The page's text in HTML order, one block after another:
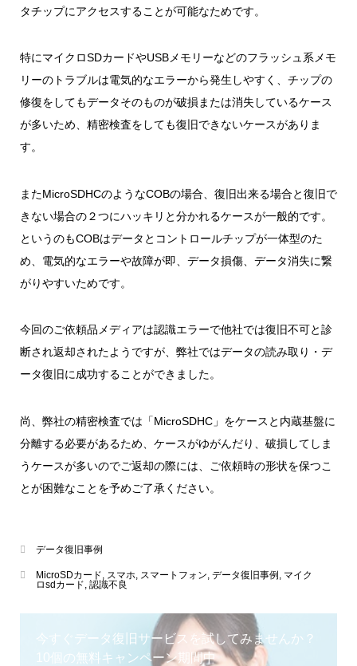
タチップにアクセスすることが可能なためです。
特にマイクロSDカードやUSBメモリーなどのフラッシュ系メモ
リーのトラブルは電気的なエラーから発生しやすく、チップの
修復をしてもデータそのものが破損または消失しているケース
が多いため、精密検査をしても復旧できないケースがありま
す。
またMicroSDHCのようなCOBの場合、復旧出来る場合と復旧で
きない場合の２つにハッキリと分かれるケースが一般的です。
というのもCOBはデータとコントロールチップが一体型のた
め、電気的なエラーや故障が即、データ損傷、データ消失に繋
がりやすいためです。
今回のご依頼品メディアは認識エラーで他社では復旧不可と診
断され返却されたようですが、弊社ではデータの読み取り・デ
ータ復旧に成功することができました。
尚、弊社の精密検査では「MicroSDHC」をケースと内蔵基盤に
分離する必要があるため、ケースがゆがんだり、破損してしま
うケースが多いのでご返却の際には、ご依頼時の形状を保つこ
とが困難なことを予めご了承ください。
データ復旧事例
MicroSDカード スマホ スマートフォン データ復旧事例 マイク
ロsdカード 認識不良
今すぐデータ復旧サービスを試してみませんか？
10個の無料キャンペーン期間中